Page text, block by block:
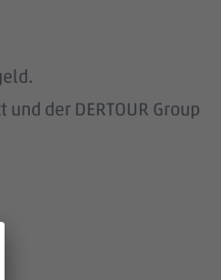
der DERTOUR Group